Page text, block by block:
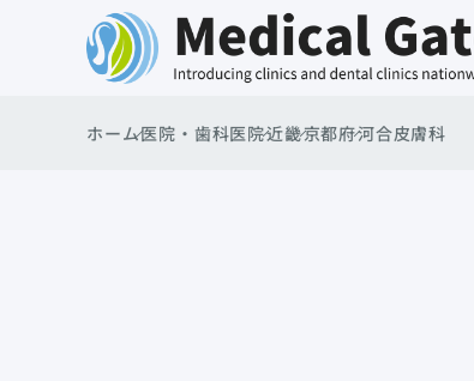
ホーム医院・歯科医院近畿京都府河合皮膚科